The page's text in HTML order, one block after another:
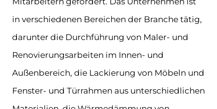
in verschiedenen Bereichen der Branche tätig,
darunter die Durchführung von Maler- und
Renovierungsarbeiten im Innen- und
Außenbereich, die Lackierung von Möbeln und
Fenster- und Türrahmen aus unterschiedlichen